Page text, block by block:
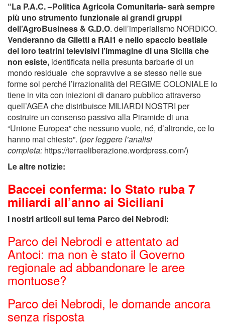
“La P.A.C. –Politica Agricola Comunitaria- sarà sempre
più uno strumento funzionale ai grandi gruppi
dell’AgroBusiness & G.D.O. dell’imperialismo NORDICO.
Venderanno da Giletti a RAI1 e nello spaccio bestiale
dei loro teatrini televisivi l’immagine di una Sicilia che
non esiste, identificata nella presunta barbarie di un
mondo residuale che sopravvive a se stesso nelle sue
forme sol perché l’irrazionalità del REGIME COLONIALE lo
tiene in vita con iniezioni di danaro pubblico attraverso
quell’AGEA che distribuisce MILIARDI NOSTRI per
costruire un consenso passivo alla Piramide di una
“Unione Europea” che nessuno vuole, né, d’altronde, ce lo
hanno mai chiesto”. (per leggere l’analisi
completa: https://terraeliberazione.wordpress.com/)
Le altre notizie:
Baccei conferma: lo Stato ruba 7
miliardi all’anno ai Siciliani
I nostri articoli sul tema Parco dei Nebrodi:
Parco dei Nebrodi e attentato ad
Antoci: ma non è stato il Governo
regionale ad abbandonare le aree
montuose?
Parco dei Nebrodi, le domande ancora
senza risposta